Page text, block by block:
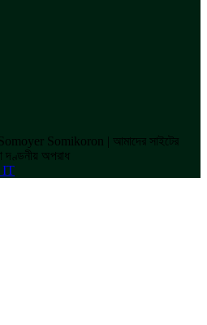
Somikoron | আমাদের সাইটের
দণ্ডনীয় অপরাধ
IT